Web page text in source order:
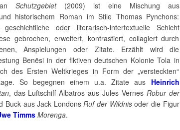
Schutzgebiet(2009) ist eine Mischung aus
historischem Roman im Stile Thomas Pynchons:
oder literarisch-intertextuelle Schicht
gebrochen, erweitert, kontrastiert, collagiert durch
Anspielungen oder Zitate. Erzählt wird die
Benēsi in der fiktiven deutschen Kolonie Tola in
des Ersten Weltkrieges in Form der „versteckten“
So begegnen einem u.a. Zitate aus Heinrich
, das Luftschiff Albatros aus Jules Vernes Robur der
Buck aus Jack LondonsRuf der Wildnisoder die Figur
TimmsMorenga.